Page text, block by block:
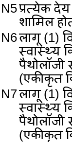
N5प्रत्येक
शामिल
N6लागू (1)
स्वास्थ्य
पैथोलॉजी
(एकीकृत
N7लागू (1)
स्वास्थ्य
पैथोलॉजी
(एकीकृत